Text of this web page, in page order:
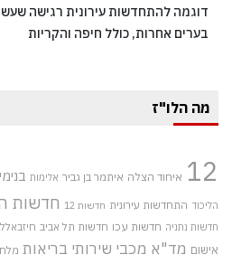
דוגמה להתחדשות עירונית רגישה
בערים אחרות, כולל חיפה והקריות
מה הלו"ז
12 איחוד הצלה איתמר בן גביר אלימות
הליכוד התחדשות עירונית חדשות 12 חדשות
חדשות נתניה חדשות עכו חדשות תל אביב
אישום מד"א מכבי שירותי בריאות